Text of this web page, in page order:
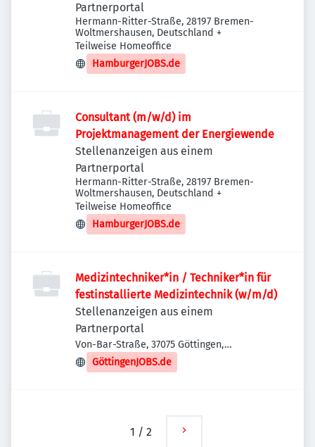
Partnerportal
Hermann-Ritter-Straße, 28197 Bremen-
Woltmershausen, Deutschland +
Teilweise Homeoffice
HamburgerJOBS.de
Consultant (m/w/d) im
Projektmanagement der Energiewende
Stellenanzeigen aus einem
Partnerportal
Hermann-Ritter-Straße, 28197 Bremen-
Woltmershausen, Deutschland +
Teilweise Homeoffice
HamburgerJOBS.de
Medizintechniker*in / Techniker*in für
festinstallierte Medizintechnik (w/m/d)
Stellenanzeigen aus einem
Partnerportal
Von-Bar-Straße, 37075 Göttingen,
Deutschland
GöttingenJOBS.de
1 / 2